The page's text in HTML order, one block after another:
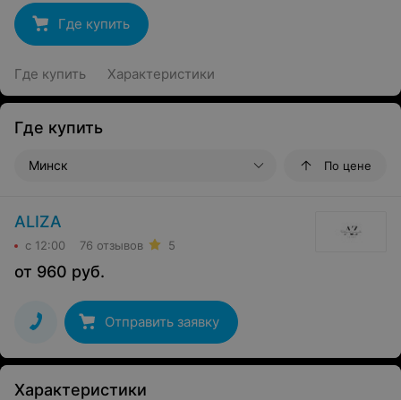
Где купить
Где купить Характеристики
Где купить
Минск По цене
ALIZA
с 12:00 76 отзывов 5
от 960 руб.
Отправить заявку
Характеристики